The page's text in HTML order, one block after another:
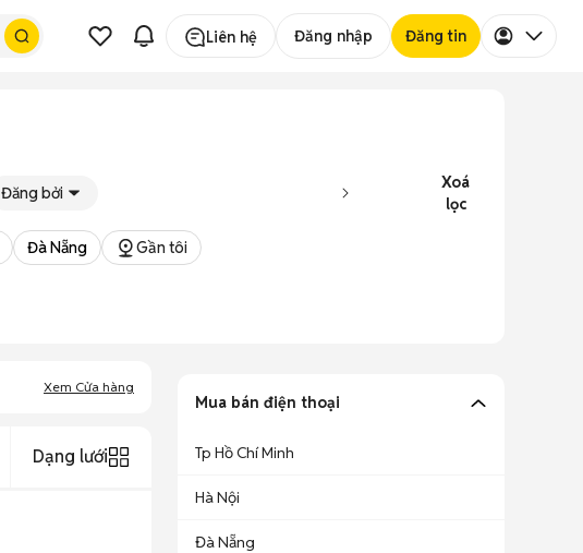
Liên hệ Đăng nhập Đăng tin
Đăng bởi
Xoá
lọc
Đà Nẵng Gần tôi
Xem Cửa hàng
Dạng lưới
Mua bán điện thoại
Tp Hồ Chí Minh
Hà Nội
Đà Nẵng